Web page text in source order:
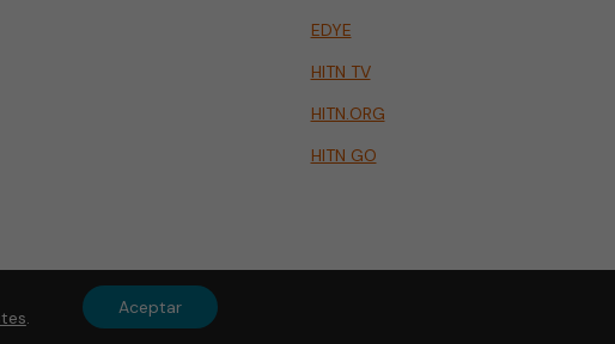
EDYE
HITN TV
HITN.ORG
HITN GO
. Aceptar